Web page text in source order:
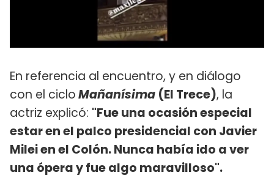
En referencia al encuentro, y en diálogo
con el cicloMañanísima (El Trece), la
actriz explicó: "Fue una ocasión especial
estar en el palco presidencial con Javier
Milei en el Colón. Nunca había ido a ver
una ópera y fue algo maravilloso".